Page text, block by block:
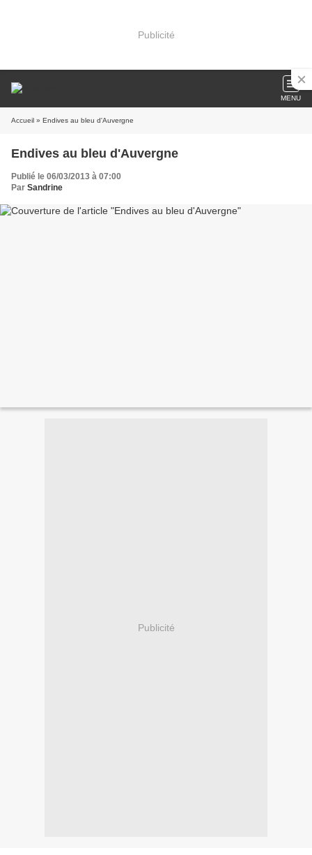
Publicité
MENU
Accueil » Endives au bleu d'Auvergne
Endives au bleu d'Auvergne
Publié le 06/03/2013 à 07:00
Par Sandrine
Publicité